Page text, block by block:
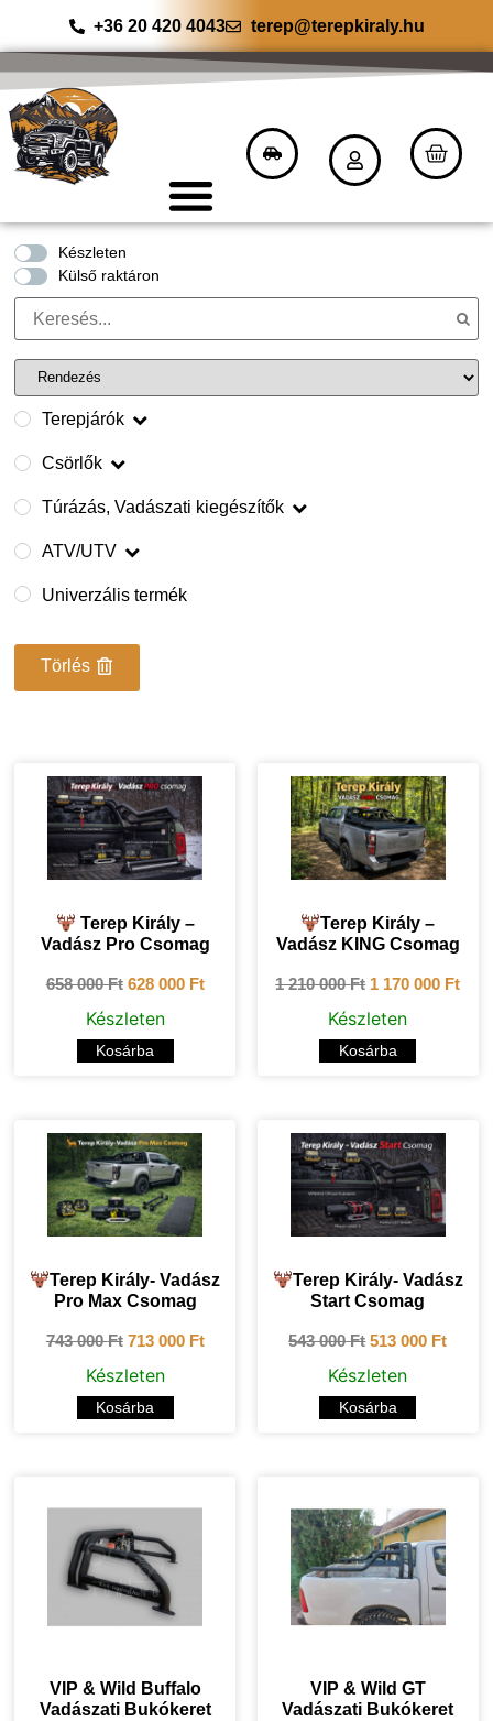
+36 20 420 4043 terep@terepkiraly.hu
Készleten
Külső raktáron
Terepjárók
Csörlők
Túrázás, Vadászati kiegészítők
ATV/UTV
Univerzális termék
Törlés
Terep Király –
Vadász Pro Csomag
658 000Ft 628 000 Ft
Készleten
Kosárba
Terep Király –
Vadász KING Csomag
1 210 000Ft 1 170 000 Ft
Készleten
Kosárba
Terep Király- Vadász
Pro Max Csomag
743 000Ft 713 000 Ft
Készleten
Kosárba
Terep Király- Vadász
Start Csomag
543 000Ft 513 000 Ft
Készleten
Kosárba
VIP & Wild Buffalo
Vadászati Bukókeret
VIP & Wild GT
Vadászati Bukókeret